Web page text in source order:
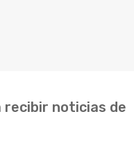
recibir noticias de